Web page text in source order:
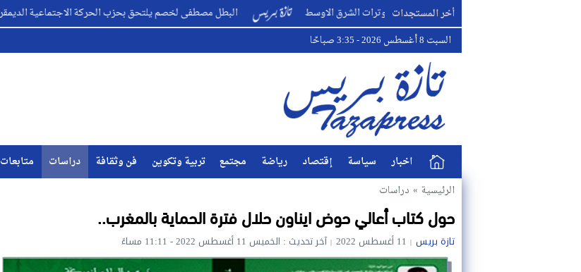
أخر المستجدات
النفط العالمية بشكل حاد بسبب توترات الشرق الاوسط البطل مصطفى لخصم يلتحق بحزب الحركة الاجتماعية الديمقراطية..
السبت 8 أغسطس 2026 - 3:35 صباحًا
اخبار سياسة إقتصاد رياضة مجتمع تربية وتكوين فن وثقافة دراسات متابعات
الرئيسية » دراسات
حول كتاب أعالي حوض ايناون حلال فترة الحماية بالمغرب..
تازة بريس 11 أغسطس 2022 آخر تحديث : الخميس 11 أغسطس 2022 - 11:11 مساءً